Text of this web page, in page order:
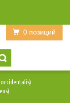
Войти Регистрация
0 позиций